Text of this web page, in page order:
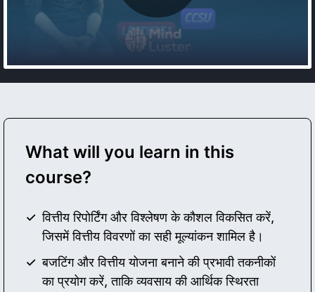
What will you learn in this
course?
वित्तीय रिपोर्टिंग और विश्लेषण के कौशल विकसित करें,
जिसमें वित्तीय विवरणों का सही मूल्यांकन शामिल है।
बजटिंग और वित्तीय योजना बनाने की प्रभावी तकनीकों
का प्रयोग करें, ताकि व्यवसाय की आर्थिक स्थिरता